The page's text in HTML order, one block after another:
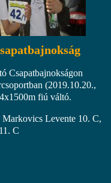
Csapatbajnokságon
(2019.10.20.,
fiú váltó.
Levente 10. C,
C